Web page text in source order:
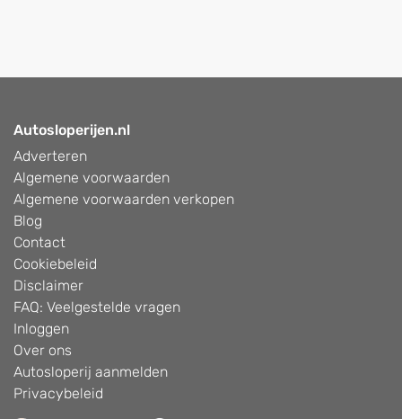
Autosloperijen.nl
Adverteren
Algemene voorwaarden
Algemene voorwaarden verkopen
Blog
Contact
Cookiebeleid
Disclaimer
FAQ: Veelgestelde vragen
Inloggen
Over ons
Autosloperij aanmelden
Privacybeleid